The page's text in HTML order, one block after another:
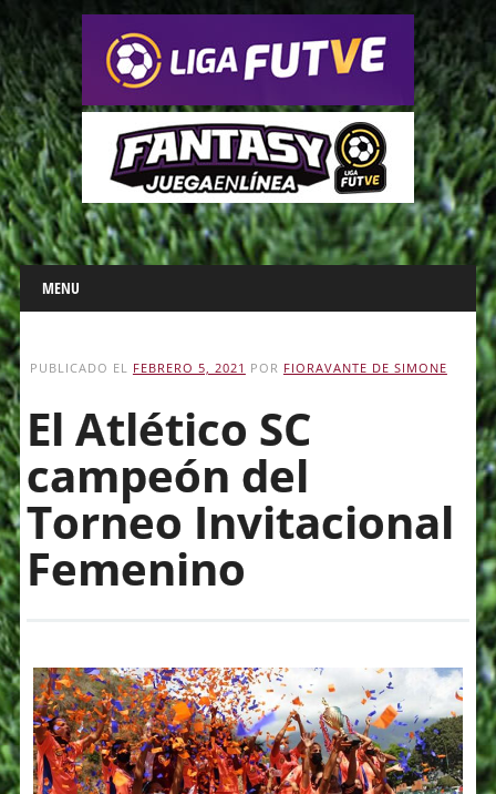
Main menu
Skip
to
content
MENU
PUBLICADO EL FEBRERO 5, 2021 POR FIORAVANTE DE SIMONE
El Atlético SC
campeón del
Torneo Invitacional
Femenino